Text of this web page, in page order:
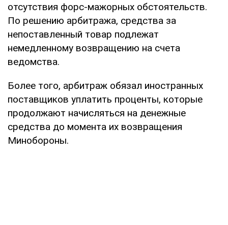
отсутствия форс-мажорных обстоятельств.
По решению арбитража, средства за
непоставленный товар подлежат
немедленному возвращению на счета
ведомства.
Более того, арбитраж обязал иностранных
поставщиков уплатить проценты, которые
продолжают начисляться на денежные
средства до момента их возвращения
Минобороны.